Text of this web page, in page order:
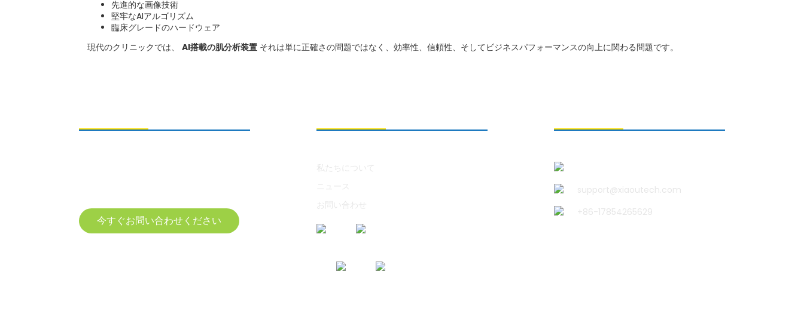
先進的な画像技術
堅牢なAIアルゴリズム
臨床グレードのハードウェア
現代のクリニックでは、 AI搭載の肌分析装置 それは単に正確さの問題ではなく、効率性、信頼性、そしてビジネスパフォーマンスの向上に関わる問題です。
support@xiaoutech.com
+86-17854265629
私たちについて
ニュース
お問い合わせ
今すぐお問い合わせください